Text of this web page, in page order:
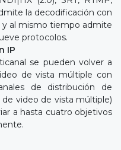
la decodificación con
al mismo tiempo admite
protocolos.
IP
se pueden volver a
de vista múltiple con
de distribución de
video de vista múltiple)
a hasta cuatro objetivos